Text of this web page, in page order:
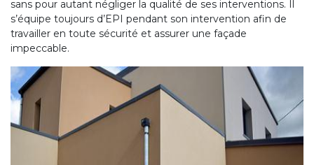
sans pour autant négliger la qualité de ses interventions. Il
s’équipe toujours d’EPI pendant son intervention afin de
travailler en toute sécurité et assurer une façade
impeccable.